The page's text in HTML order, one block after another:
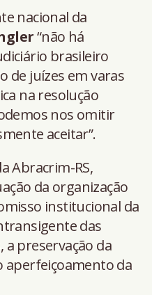
nacional da
“não há
brasileiro
de juízes em varas
na resolução
nos omitir
aceitar”.
Abracrim-RS,
da organização
institucional da
das
preservação da
aperfeiçoamento da